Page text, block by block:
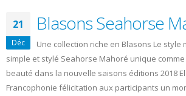
21
Déc
Blasons Seahorse
Une collection riche en Blasons Le style
simple et stylé Seahorse Mahoré unique comme
beauté dans la nouvelle saisons éditions 2018
Francophonie félicitation aux participants un